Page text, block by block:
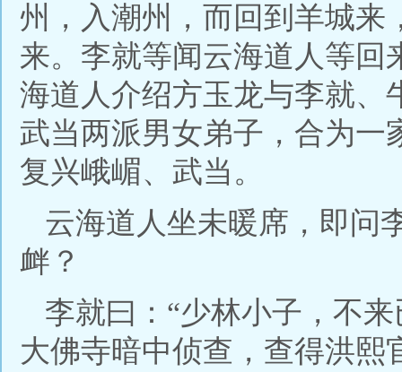
州，入潮州，而回到羊城来
来。李就等闻云海道人等回
海道人介绍方玉龙与李就
武当两派男女弟子，合为一
复兴峨嵋、武当。
云海道人坐未暖席，即问
衅？
李就曰：“少林小子，不
大佛寺暗中侦查，查得洪熙